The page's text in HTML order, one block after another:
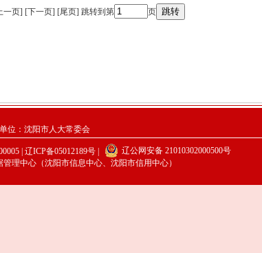
一页] [下一页] [尾页] 跳转到第 页
位：沈阳市人大常委会
| 辽ICP备05012189号|
辽公网安备 21010302000500号
理中心（沈阳市信息中心、沈阳市信用中心）